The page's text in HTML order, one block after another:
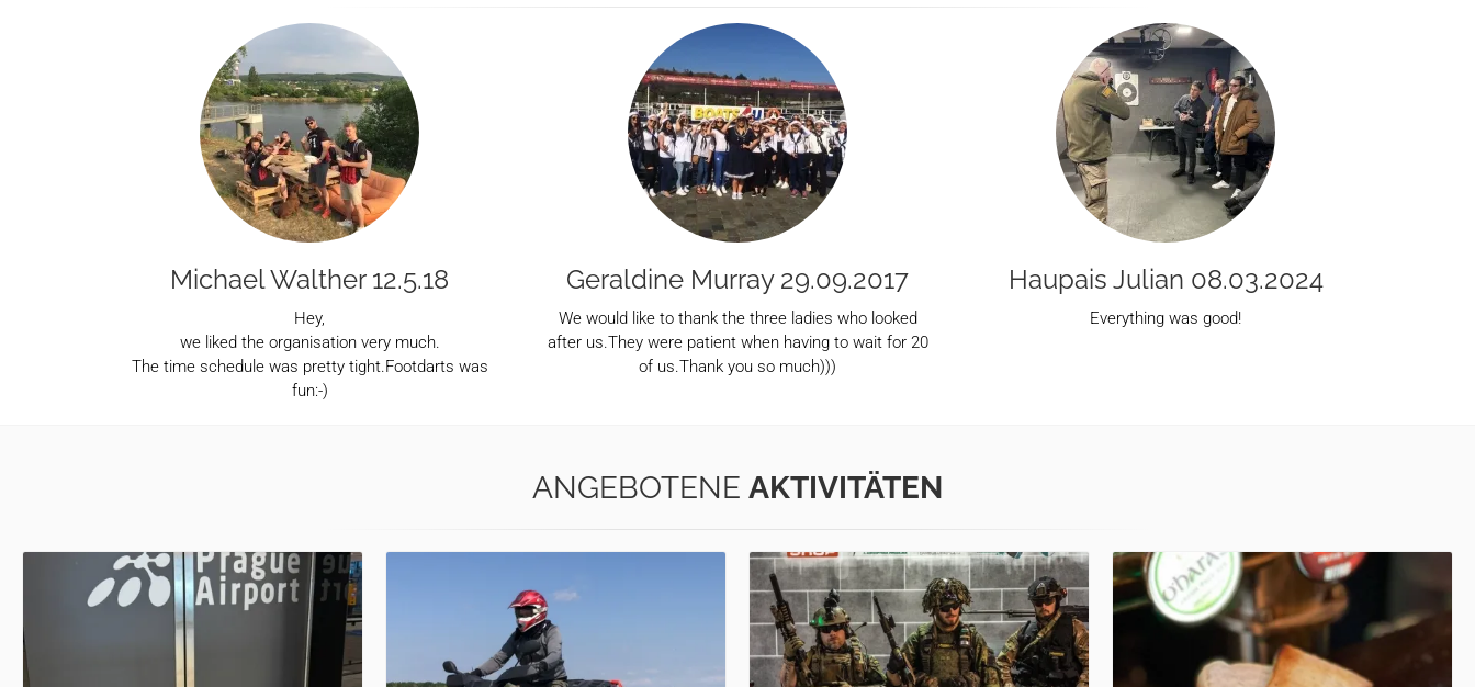
Michael Walther 12.5.18
Hey,
we liked the organisation very much.
The time schedule was pretty tight.Footdarts was
fun:-)
Geraldine Murray 29.09.2017
We would like to thank the three ladies who looked
after us.They were patient when having to wait for 20
of us.Thank you so much)))
Haupais Julian 08.03.2024
Everything was good!
ANGEBOTENE AKTIVITÄTEN